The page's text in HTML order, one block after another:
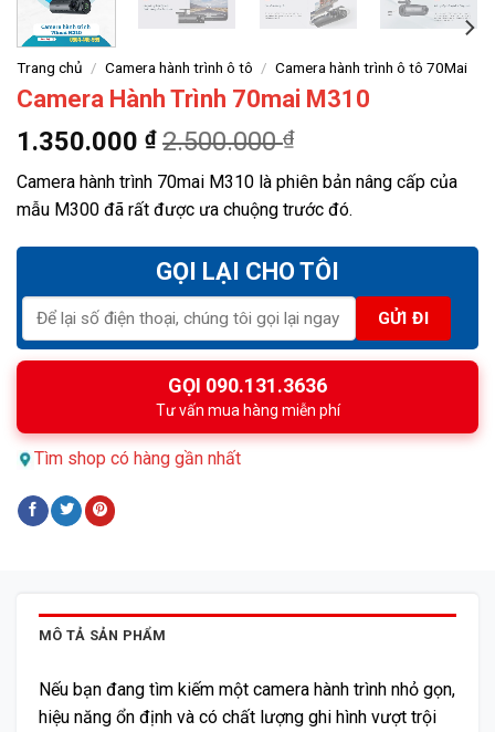
Trang chủ / Camera hành trình ô tô / Camera hành trình ô tô 70Mai
Camera Hành Trình 70mai M310
1.350.000 ₫ 2.500.000₫
Camera hành trình 70mai M310 là phiên bản nâng cấp của
mẫu M300 đã rất được ưa chuộng trước đó.
GỌI LẠI CHO TÔI
GỌI 090.131.3636
Tư vấn mua hàng miễn phí
Tìm shop có hàng gần nhất
MÔ TẢ SẢN PHẨM
Nếu bạn đang tìm kiếm một camera hành trình nhỏ gọn,
hiệu năng ổn định và có chất lượng ghi hình vượt trội